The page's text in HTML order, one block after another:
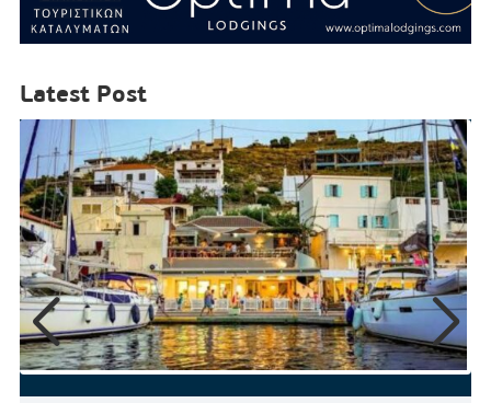
Latest Post